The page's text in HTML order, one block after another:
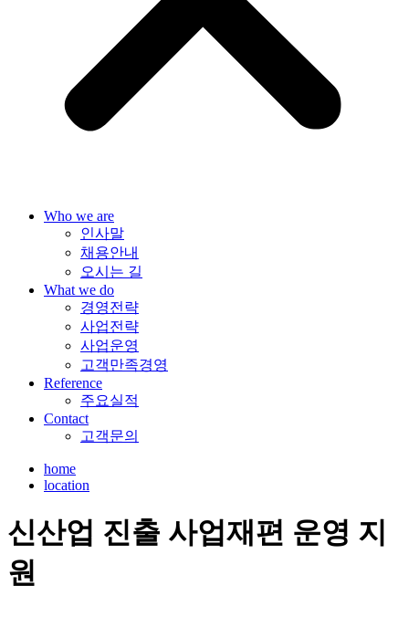
Who we are
인사말
채용안내
오시는 길
What we do
경영전략
사업전략
사업운영
고객만족경영
Reference
주요실적
Contact
고객문의
home
location
신산업 진출 사업재편 운영 지
원